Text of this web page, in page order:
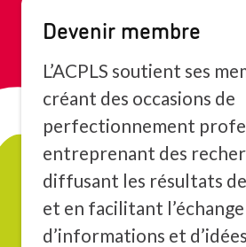
Devenir membre
L’ACPLS soutient ses
créant des occasions de
perfectionnement
entreprenant des
diffusant les résultats
et en facilitant l’échange
d’informations et